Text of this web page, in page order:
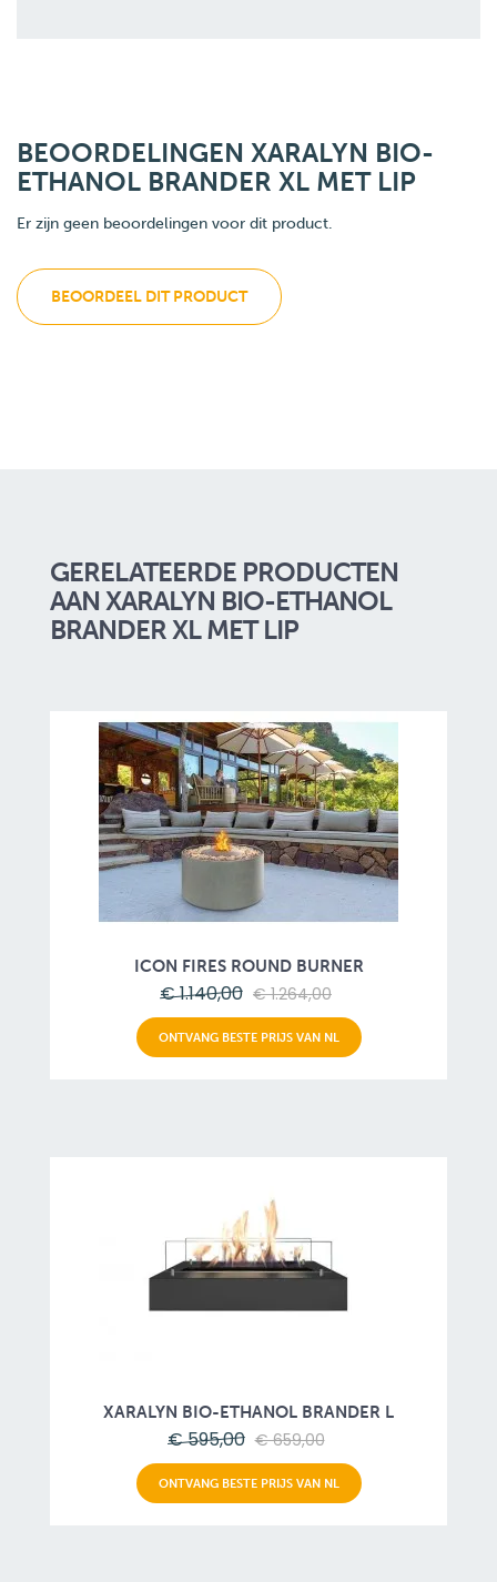
BEOORDELINGEN XARALYN BIO-
ETHANOL BRANDER XL MET LIP
Er zijn geen beoordelingen voor dit product.
BEOORDEEL DIT PRODUCT
GERELATEERDE PRODUCTEN
AAN XARALYN BIO-ETHANOL
BRANDER XL MET LIP
ICON FIRES ROUND BURNER
€ 1.140,00 € 1.264,00
ONTVANG BESTE PRIJS VAN NL
XARALYN BIO-ETHANOL BRANDER L
€ 595,00 € 659,00
ONTVANG BESTE PRIJS VAN NL